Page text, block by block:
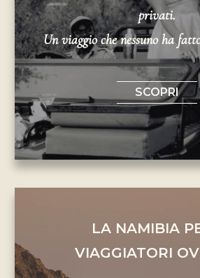
privati.
Un viaggio che nessuno ha
SCOPRI
LA NAMIBIA
VIAGGIATORI